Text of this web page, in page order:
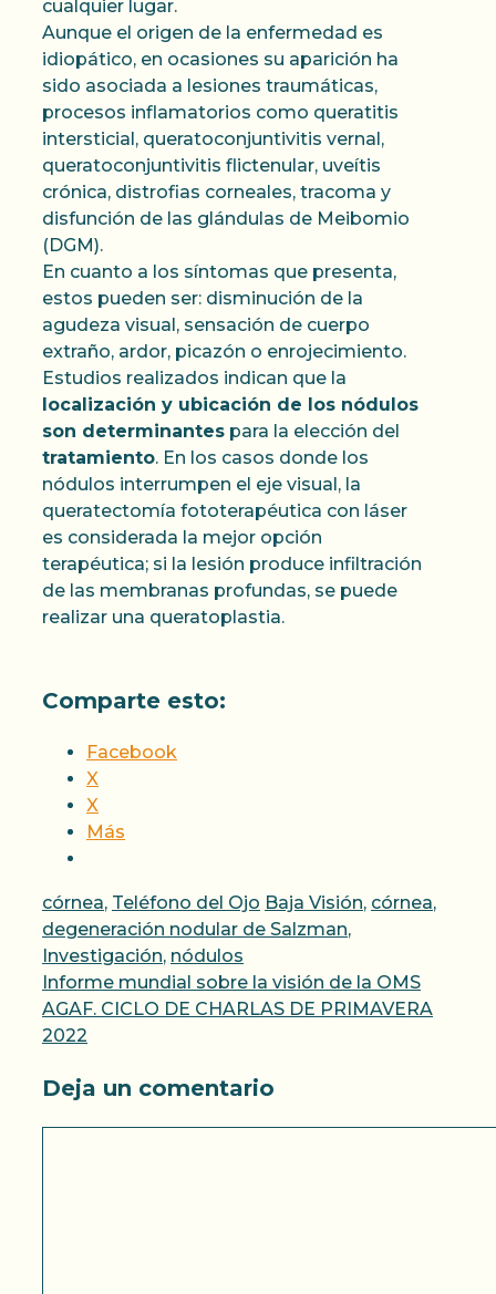
cualquier lugar.
Aunque el origen de la enfermedad es
idiopático, en ocasiones su aparición ha
sido asociada a lesiones traumáticas,
procesos inflamatorios como queratitis
intersticial, queratoconjuntivitis vernal,
queratoconjuntivitis flictenular, uveítis
crónica, distrofias corneales, tracoma y
disfunción de las glándulas de Meibomio
(DGM).
En cuanto a los síntomas que presenta,
estos pueden ser: disminución de la
agudeza visual, sensación de cuerpo
extraño, ardor, picazón o enrojecimiento.
Estudios realizados indican que la
localización y ubicación de los nódulos
son determinantes para la elección del
tratamiento. En los casos donde los
nódulos interrumpen el eje visual, la
queratectomía fototerapéutica con láser
es considerada la mejor opción
terapéutica; si la lesión produce infiltración
de las membranas profundas, se puede
realizar una queratoplastia.
Comparte esto:
Facebook
X
X
Más
Categorías
córnea, Teléfono del Ojo Etiquetas
Baja Visión, córnea,
degeneración nodular de Salzman,
Investigación, nódulos
Informe mundial sobre la visión de la OMS
AGAF. CICLO DE CHARLAS DE PRIMAVERA
2022
Deja un comentario